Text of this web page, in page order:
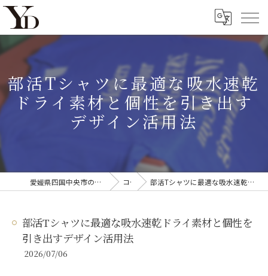
部活Tシャツに最適な吸水速乾
ドライ素材と個性を引き出す
デザイン活用法
愛媛県四国中央市のオリジナルTシャツならYanagi'D コラム 部活Tシャツに最適な吸水速乾ドライ素材と個性を引き出すデザイン活用法
部活Tシャツに最適な吸水速乾ドライ素材と個性を
引き出すデザイン活用法
2026/07/06